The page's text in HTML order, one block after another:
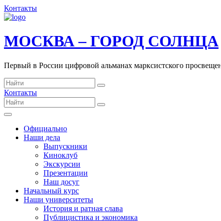
Контакты
МОСКВА – ГОРОД СОЛНЦА
Первый в России цифровой альманах марксистского
Контакты
Официально
Наши дела
Выпускники
Киноклуб
Экскурсии
Презентации
Наш досуг
Начальный курс
Наши университеты
История и ратная слава
Публицистика и экономика